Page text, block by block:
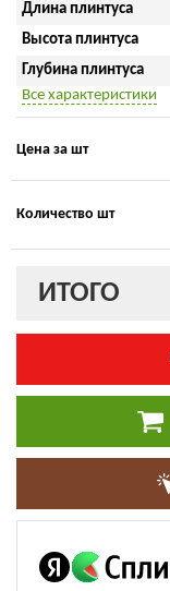
Длина плинтуса
Высота плинтуса
Глубина плинтуса
Все характеристики
Цена за шт
Количество шт
ИТОГО